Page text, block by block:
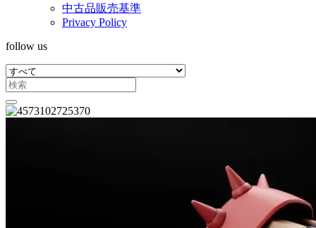
中古品販売基準
Privacy Policy
follow us